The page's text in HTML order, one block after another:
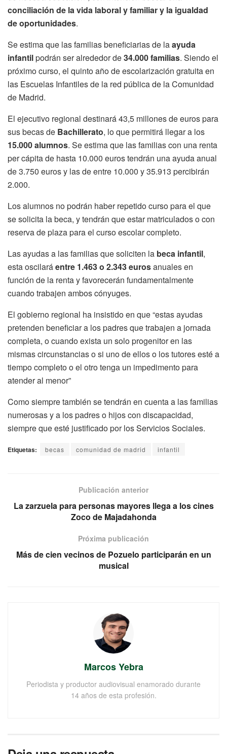
conciliación de la vida laboral y familiar y la igualdad
de oportunidades.
Se estima que las familias beneficiarias de laayuda
infantilpodrán ser alrededor de34.000 familias. Siendo el
próximo curso, el quinto año de escolarización gratuita en
las Escuelas Infantiles de la red pública de la Comunidad
de Madrid.
El ejecutivo regional destinará 43,5 millones de euros para
sus becas de Bachillerato, lo que permitirá llegar a los
15.000 alumnos. Se estima que las familias con una renta
per cápita de hasta 10.000 euros tendrán una ayuda anual
de 3.750 euros y las de entre 10.000 y 35.913 percibirán
2.000.
Los alumnos no podrán haber repetido curso para el que
se solicita la beca, y tendrán que estar matriculados o con
reserva de plaza para el curso escolar completo.
Las ayudas a las familias que soliciten la beca infantil,
esta oscilaráentre 1.463 o 2.343 eurosanuales en
función de la renta y favorecerán fundamentalmente
cuando trabajen ambos cónyuges.
El gobierno regional ha insistido en que “estas ayudas
pretenden beneficiar a los padres que trabajen a jornada
completa, o cuando exista un solo progenitor en las
mismas circunstancias o si uno de ellos o los tutores esté a
tiempo completo o el otro tenga un impedimento para
atender al menor”
Como siempre también se tendrán en cuenta a las familias
numerosas y a los padres o hijos con discapacidad,
siempre que esté justificado por los Servicios Sociales.
Etiquetas: becas comunidad de madrid infantil
Publicación anterior
La zarzuela para personas mayores llega a los cines
Zoco de Majadahonda
Próxima publicación
Más de cien vecinos de Pozuelo participarán en un
musical
Marcos Yebra
Periodista y productor audiovisual enamorado durante
14 años de esta profesión.